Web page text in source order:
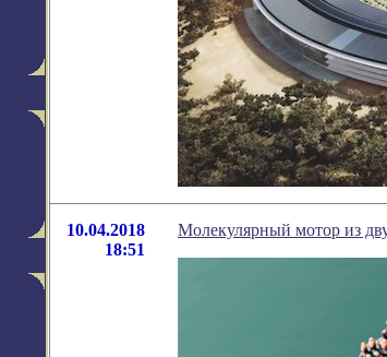
10.04.2018
18:51
Молекулярный мотор из